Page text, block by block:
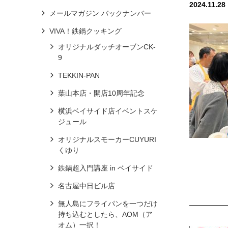
2024.11.28
メールマガジン バックナンバー
VIVA！鉄鍋クッキング
オリジナルダッチオーブンCK-
9
TEKKIN-PAN
葉山本店・開店10周年記念
横浜ベイサイド店イベントスケ
ジュール
オリジナルスモーカーCUYURI
くゆり
鉄鍋超入門講座 in ベイサイド
名古屋中日ビル店
無人島にフライパンを一つだけ
持ち込むとしたら、AOM（ア
オム）一択！